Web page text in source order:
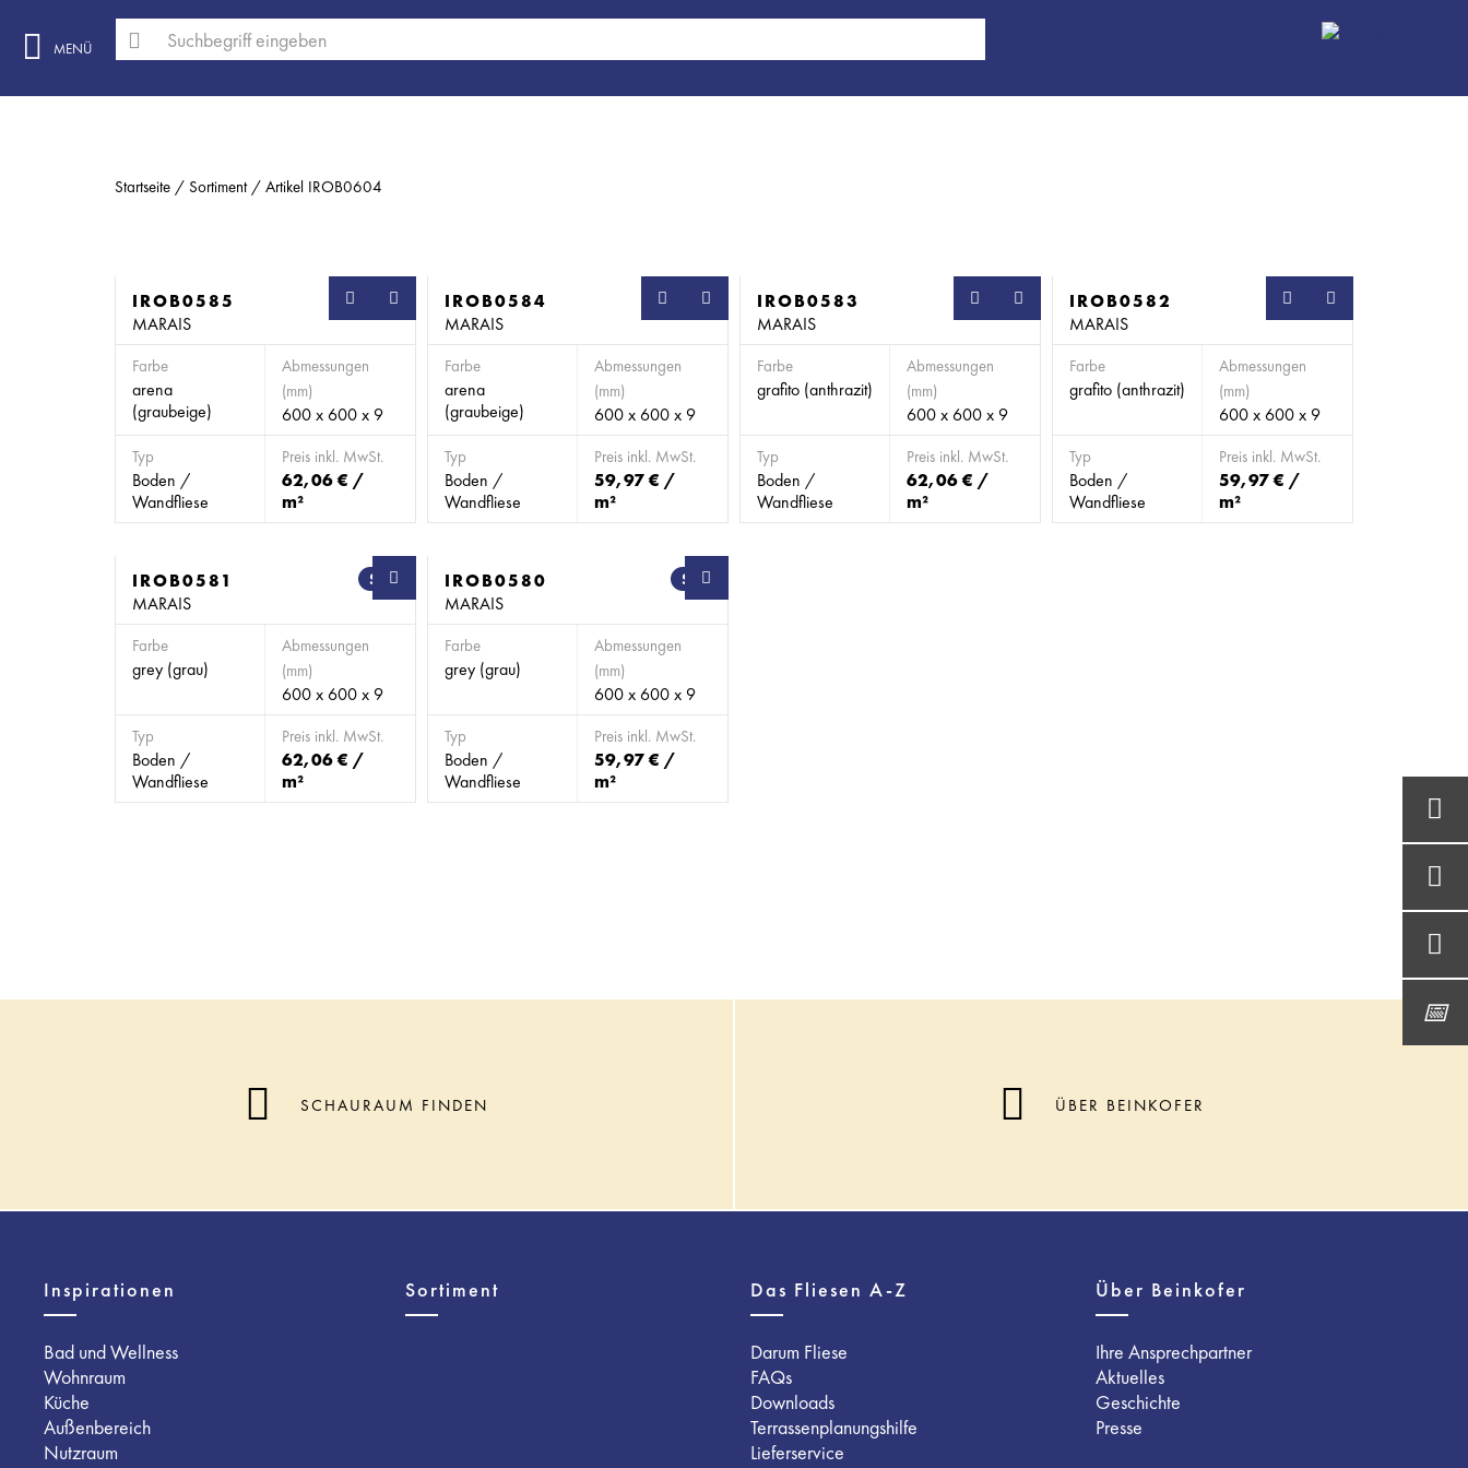
MENÜ
Startseite Sortiment Artikel IROB0604
IROB0585
MARAIS
Farbe
arena
(graubeige)
Abmessungen
(mm)
600 x 600 x 9
Typ
Boden /
Wandfliese
Preis inkl. MwSt.
62,06 € /
m²
IROB0584
MARAIS
Farbe
arena
(graubeige)
Abmessungen
(mm)
600 x 600 x 9
Typ
Boden /
Wandfliese
Preis inkl. MwSt.
59,97 € /
m²
IROB0583
MARAIS
Farbe
grafito (anthrazit)
Abmessungen
(mm)
600 x 600 x 9
Typ
Boden /
Wandfliese
Preis inkl. MwSt.
62,06 € /
m²
IROB0582
MARAIS
Farbe
grafito (anthrazit)
Abmessungen
(mm)
600 x 600 x 9
Typ
Boden /
Wandfliese
Preis inkl. MwSt.
59,97 € /
m²
SB
IROB0581
MARAIS
Farbe
grey (grau)
Abmessungen
(mm)
600 x 600 x 9
Typ
Boden /
Wandfliese
Preis inkl. MwSt.
62,06 € /
m²
SB
IROB0580
MARAIS
Farbe
grey (grau)
Abmessungen
(mm)
600 x 600 x 9
Typ
Boden /
Wandfliese
Preis inkl. MwSt.
59,97 € /
m²
SCHAURAUM FINDEN ÜBER BEINKOFER
Inspirationen
Bad und Wellness
Wohnraum
Küche
Außenbereich
Nutzraum
Sortiment Das Fliesen A-Z
Darum Fliese
FAQs
Downloads
Terrassenplanungshilfe
Lieferservice
Über Beinkofer
Ihre Ansprechpartner
Aktuelles
Geschichte
Presse